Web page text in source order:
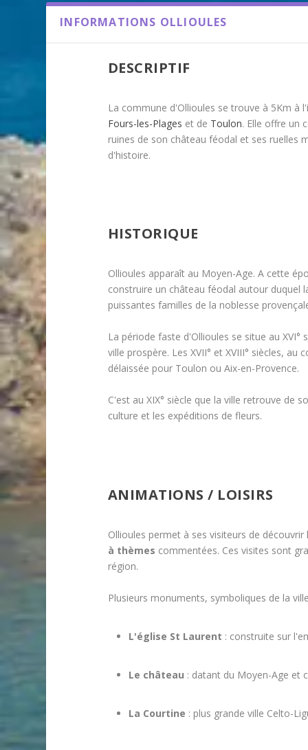
INFORMATIONS OLLIOULES
DESCRIPTIF
La commune d'Ollioules se trouve à 5Km à
Fours-les-Plages et de Toulon. Elle offre un
ruines de son château féodal et ses ruelles
d'histoire.
HISTORIQUE
Ollioules apparaît au Moyen-Age. A cette
construire un château féodal autour duquel
puissantes familles de la noblesse
La période faste d'Ollioules se situe au
ville prospère. Les XVII° et XVIII° siècles,
délaissée pour Toulon ou Aix-en-Provence.
C'est au XIX° siècle que la ville retrouve de
culture et les expéditions de fleurs.
ANIMATIONS / LOISIRS
Ollioules permet à ses visiteurs de
à thèmes commentées. Ces visites sont
région.
Plusieurs monuments, symboliques de la
L'église St Laurent : construite sur
Le château : datant du Moyen-Age et
La Courtine : plus grande ville Celto-